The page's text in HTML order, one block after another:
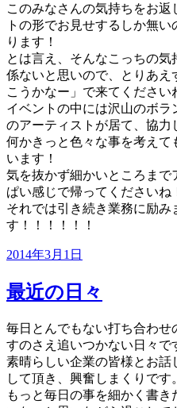
このみなさんの気持ちをお
トの形でお見せするしか無
ります！
とは言え、そんなこっちの
係ないと思いので、とりあ
こうかなー」で来てください
イベントの中には沢山のボ
のアーティストが居て、協力
何かきっと色々な事を考え
います！
気を抜かず細かいところまで
ぱい感じで帰ってくださいね
それでは引き続き業務に励み
す！！！！！！
投
日:
2014年3月1日
最近の日々
毎日とんでもない打ち合わ
すのさえ追いつかない日々で
素晴らしい企業の皆様とお
して頂き、興奮しまくりです。
もっと毎日の事を細かく書